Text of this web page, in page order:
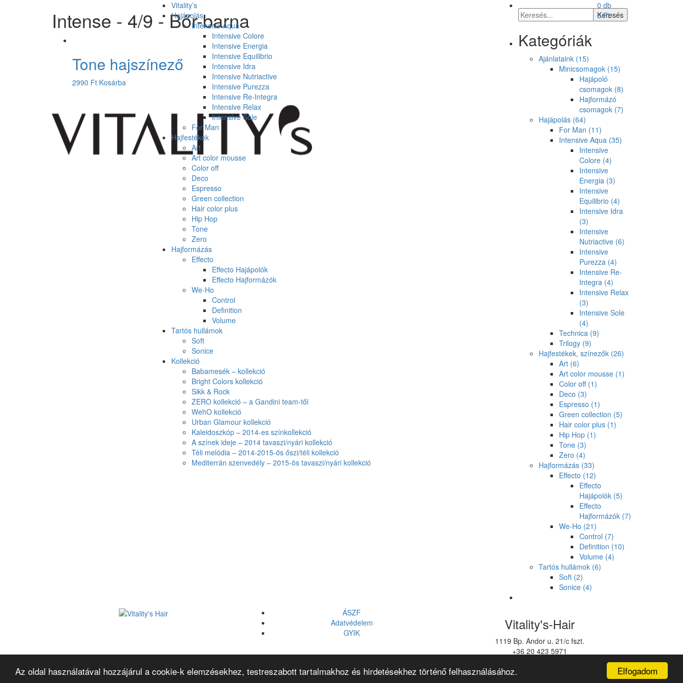
Elfogadom
Az oldal használatával hozzájárul a cookie-k elemzésekhez, testreszabott tartalmakhoz és hirdetésekhez történő felhasználásához.
Vitality’s
Hajápolás
Intensive Aqua
Intensive Colore
Intensive Energia
Intensive Equilibrio
Intensive Idra
Intensive Nutriactive
Intensive Purezza
Intensive Re-Integra
Intensive Relax
Intensive Sole
For Man
Hajfestékek
Art
Art color mousse
Color off
Deco
Espresso
Green collection
Hair color plus
Hip Hop
Tone
Zero
Hajformázás
Effecto
Effecto Hajápolók
Effecto Hajformázók
We-Ho
Control
Definition
Volume
Tartós hullámok
Soft
Sonice
Kollekció
Babamesék – kollekció
Bright Colors kollekció
Sikk & Rock
ZERO kollekció – a Gandini team-től
WehO kollekció
Urban Glamour kollekció
Kaleidoszkóp – 2014-es színkollekció
A színek ideje – 2014 tavaszi/nyári kollekció
Téli melódia – 2014-2015-ös őszi/téli kollekció
Mediterrán szenvedély – 2015-ös tavaszi/nyári kollekció
0 db
0Ft
Intense - 4/9 - Bőr-barna
Tone hajszínező
2990 Ft Kosárba
Kategóriák
Ajánlataink (15)
Minicsomagok (15)
Hajápoló
csomagok (8)
Hajformázó
csomagok (7)
Hajápolás (64)
For Man (11)
Intensive Aqua (35)
Intensive
Colore (4)
Intensive
Energia (3)
Intensive
Equilibrio (4)
Intensive Idra
(3)
Intensive
Nutriactive (6)
Intensive
Purezza (4)
Intensive Re-
Integra (4)
Intensive Relax
(3)
Intensive Sole
(4)
Technica (9)
Trilogy (9)
Hajfestékek, színezők (26)
Art (6)
Art color mousse (1)
Color off (1)
Deco (3)
Espresso (1)
Green collection (5)
Hair color plus (1)
Hip Hop (1)
Tone (3)
Zero (4)
Hajformázás (33)
Effecto (12)
Effecto
Hajápolók (5)
Effecto
Hajformázók (7)
We-Ho (21)
Control (7)
Definition (10)
Volume (4)
Tartós hullámok (6)
Soft (2)
Sonice (4)
ÁSZF
Adatvédelem
GYIK
Vitality's-Hair
1119 Bp. Andor u. 21/c fszt.
+36 20 423 5971
© 2026Vitality's HairMinden jog fenntartva!